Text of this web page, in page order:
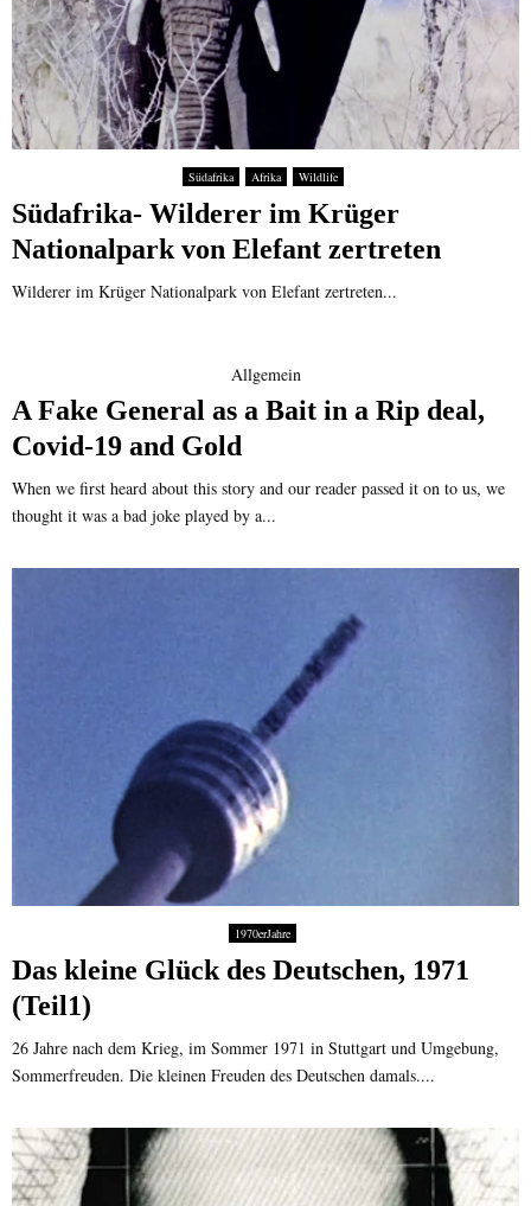
Südafrika Afrika Wildlife
Südafrika- Wilderer im Krüger
Nationalpark von Elefant zertreten
Wilderer im Krüger Nationalpark von Elefant zertreten...
Allgemein
A Fake General as a Bait in a Rip deal,
Covid-19 and Gold
When we first heard about this story and our reader passed it on to us, we
thought it was a bad joke played by a...
1970erJahre
Das kleine Glück des Deutschen, 1971
(Teil1)
26 Jahre nach dem Krieg, im Sommer 1971 in Stuttgart und Umgebung,
Sommerfreuden. Die kleinen Freuden des Deutschen damals....